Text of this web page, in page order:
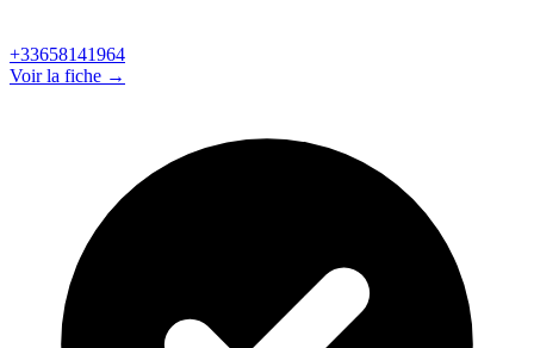
+33658141964
Voir la fiche →